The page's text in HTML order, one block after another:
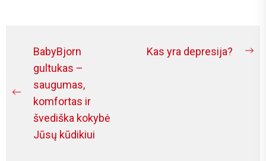
Navigacija
tarp
įrašų
Previous
post:
BabyBjorn
gultukas –
saugumas,
komfortas ir
švediška kokybė
Jūsų kūdikiui
Kas yra depresija?